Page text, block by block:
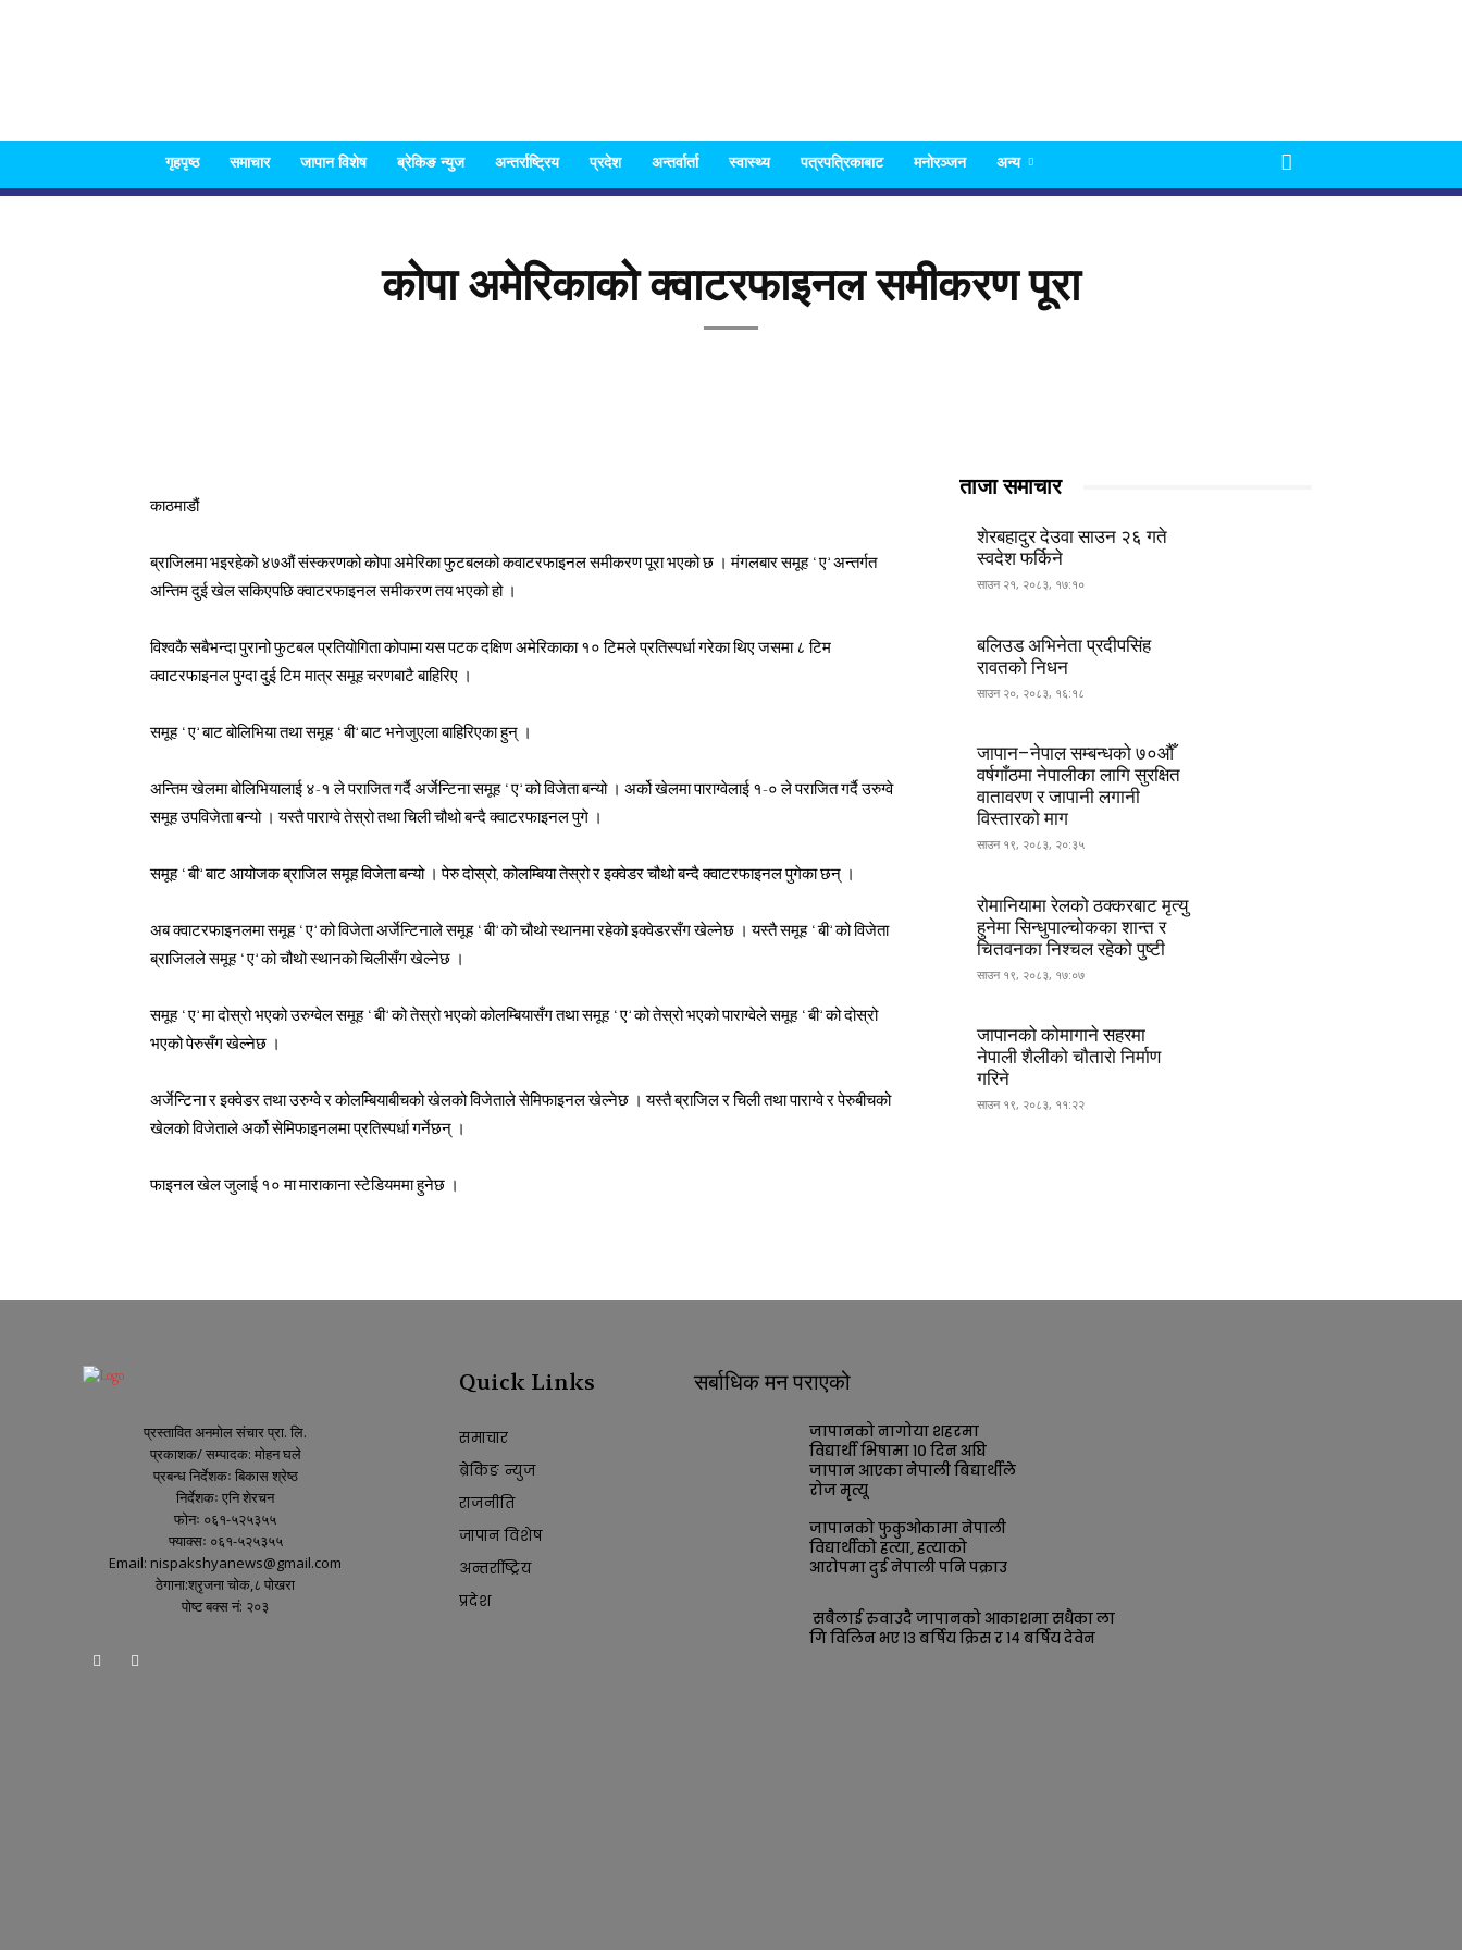
Nispakshya
News
गृहपृष्ठ समाचार जापान विशेष ब्रेकिङ न्युज अन्तर्राष्ट्रिय प्रदेश अन्तर्वार्ता स्वास्थ्य पत्रपत्रिकाबाट मनोरञ्जन अन्य
कोपा अमेरिकाको क्वाटरफाइनल समीकरण पूरा
काठमाडौं
ब्राजिलमा भइरहेको ४७औं संस्करणको कोपा अमेरिका फुटबलको कवाटरफाइनल समीकरण पूरा भएको छ । मंगलबार समूह ‘ए’ अन्तर्गत
अन्तिम दुई खेल सकिएपछि क्वाटरफाइनल समीकरण तय भएको हो ।
विश्वकै सबैभन्दा पुरानो फुटबल प्रतियोगिता कोपामा यस पटक दक्षिण अमेरिकाका १० टिमले प्रतिस्पर्धा गरेका थिए जसमा ८ टिम
क्वाटरफाइनल पुग्दा दुई टिम मात्र समूह चरणबाटै बाहिरिए ।
समूह ‘ए’ बाट बोलिभिया तथा समूह ‘बी’ बाट भनेजुएला बाहिरिएका हुन् ।
अन्तिम खेलमा बोलिभियालाई ४-१ ले पराजित गर्दै अर्जेन्टिना समूह ‘ए’ को विजेता बन्यो । अर्को खेलमा पाराग्वेलाई १-० ले पराजित गर्दै उरुग्वे
समूह उपविजेता बन्यो । यस्तै पाराग्वे तेस्रो तथा चिली चौथो बन्दै क्वाटरफाइनल पुगे ।
समूह ‘बी’ बाट आयोजक ब्राजिल समूह विजेता बन्यो । पेरु दोस्रो, कोलम्बिया तेस्रो र इक्वेडर चौथो बन्दै क्वाटरफाइनल पुगेका छन् ।
अब क्वाटरफाइनलमा समूह ‘ए’ को विजेता अर्जेन्टिनाले समूह ‘बी’ को चौथो स्थानमा रहेको इक्वेडरसँग खेल्नेछ । यस्तै समूह ‘बी’ को विजेता
ब्राजिलले समूह ‘ए’ को चौथो स्थानको चिलीसँग खेल्नेछ ।
समूह ‘ए’ मा दोस्रो भएको उरुग्वेल समूह ‘बी’ को तेस्रो भएको कोलम्बियासँग तथा समूह ‘ए’ को तेस्रो भएको पाराग्वेले समूह ‘बी’ को दोस्रो
भएको पेरुसँग खेल्नेछ ।
अर्जेन्टिना र इक्वेडर तथा उरुग्वे र कोलम्बियाबीचको खेलको विजेताले सेमिफाइनल खेल्नेछ । यस्तै ब्राजिल र चिली तथा पाराग्वे र पेरुबीचको
खेलको विजेताले अर्को सेमिफाइनलमा प्रतिस्पर्धा गर्नेछन् ।
फाइनल खेल जुलाई १० मा माराकाना स्टेडियममा हुनेछ ।
ताजा समाचार
शेरबहादुर देउवा साउन २६ गते
स्वदेश फर्किने
साउन २१, २०८३, १७:१०
बलिउड अभिनेता प्रदीपसिंह
रावतको निधन
साउन २०, २०८३, १६:१८
जापान–नेपाल सम्बन्धको ७०औँ
वर्षगाँठमा नेपालीका लागि सुरक्षित
वातावरण र जापानी लगानी
विस्तारको माग
साउन १९, २०८३, २०:३५
रोमानियामा रेलको ठक्करबाट मृत्यु
हुनेमा सिन्धुपाल्चोकका शान्त र
चितवनका निश्चल रहेको पुष्टी
साउन १९, २०८३, १७:०७
जापानको कोमागाने सहरमा
नेपाली शैलीको चौतारो निर्माण
गरिने
साउन १९, २०८३, ११:२२
प्रस्तावित अनमोल संचार प्रा. लि.
प्रकाशक/ सम्पादक: मोहन घले
प्रबन्ध निर्देशकः बिकास श्रेष्ठ
निर्देशकः एनि शेरचन
फोनः ०६१-५२५३५५
फ्याक्सः ०६१-५२५३५५
Email: nispakshyanews@gmail.com
ठेगाना:श्रृजना चोक,८ पोखरा
पोष्ट बक्स नं: २०३
Quick Links
समाचार
ब्रेकिङ न्युज
राजनीति
जापान विशेष
अन्तर्राष्ट्रिय
प्रदेश
सर्बाधिक मन पराएको
जापानको नागोया शहरमा
विद्यार्थी भिषामा १० दिन अघि
जापान आएका नेपाली बिद्यार्थीले
रोज मृत्यू
जापानको फुकुओकामा नेपाली
विद्यार्थीको हत्या, हत्याको
आरोपमा दुई नेपाली पनि पक्राउ
सबैलाई रुवाउदै जापानको आकाशमा सधैका ला
गि विलिन भए १३ बर्षिय क्रिस र १४ बर्षिय देवेन